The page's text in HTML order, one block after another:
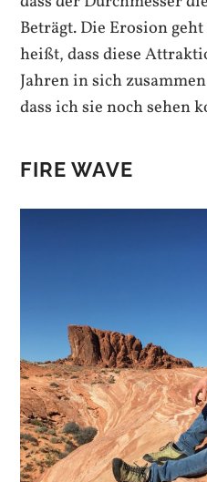
Beträgt. Die Erosion
heißt, dass diese
Jahren in sich
dass ich sie noch sehen
FIRE WAVE